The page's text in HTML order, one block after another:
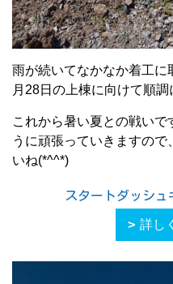
雨が続いてなかなか着工に
月28日の上棟に向けて順
これから暑い夏との戦いで
うに頑張っていきますの
いね(*^^*)
スタートダッシュ
詳し